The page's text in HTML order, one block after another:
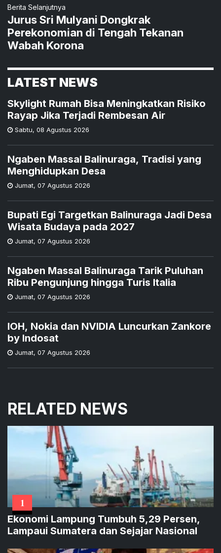
Berita Selanjutnya
Jurus Sri Mulyani Dongkrak
Perekonomian di Tengah Tekanan
Wabah Korona
LATEST NEWS
Skylight Rumah Bisa Meningkatkan Risiko
Rayap Jika Terjadi Rembesan Air
Sabtu, 08 Agustus 2026
Ngaben Massal Balinuraga, Tradisi yang
Menghidupkan Desa
Jumat, 07 Agustus 2026
Bupati Egi Targetkan Balinuraga Jadi Desa
Wisata Budaya pada 2027
Jumat, 07 Agustus 2026
Ngaben Massal Balinuraga Tarik Puluhan
Ribu Pengunjung hingga Turis Italia
Jumat, 07 Agustus 2026
IOH, Nokia dan NVIDIA Luncurkan Zankore
by Indosat
Jumat, 07 Agustus 2026
RELATED NEWS
1
Ekonomi Lampung Tumbuh 5,29 Persen,
Lampaui Sumatera dan Sejajar Nasional